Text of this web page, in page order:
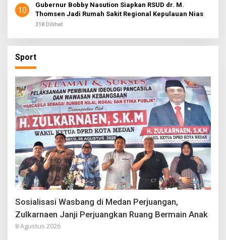
10
Gubernur Bobby Nasution Siapkan RSUD dr. M.
Thomsen Jadi Rumah Sakit Regional Kepulauan Nias
318 Dilihat
Sport
Sosialisasi Wasbang di Medan Perjuangan,
Zulkarnaen Janji Perjuangkan Ruang Bermain Anak
8 Agustus 2026